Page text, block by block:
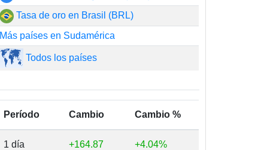
Tasa de oro en Brasil (BRL)
Más países en Sudamérica
Todos los países
Período Cambio Cambio %
1 día +164.87 +4.04%